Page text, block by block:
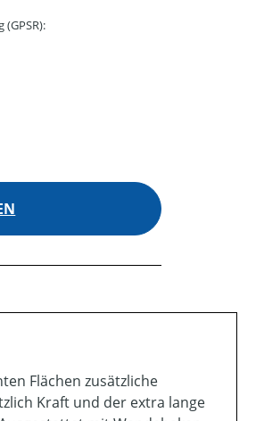
Flächen zusätzliche
Kraft und der extra lange